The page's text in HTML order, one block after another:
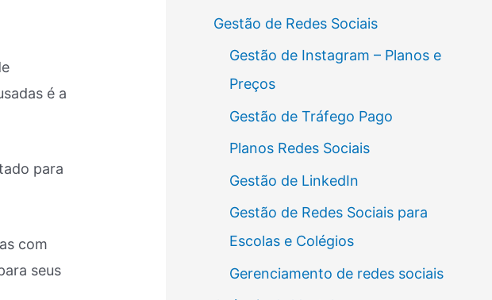
é a
para
com
seus
Gestão de Redes Sociais
Gestão de Instagram – Planos e
Preços
Gestão de Tráfego Pago
Planos Redes Sociais
Gestão de LinkedIn
Gestão de Redes Sociais para
Escolas e Colégios
Gerenciamento de redes sociais